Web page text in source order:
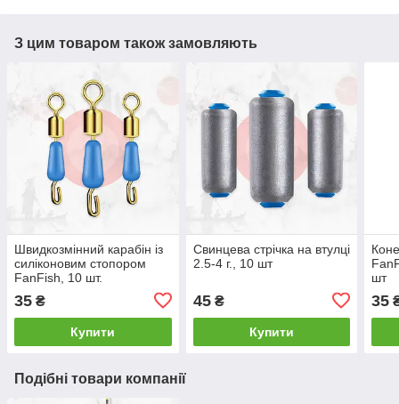
З цим товаром також замовляють
Швидкозмінний карабін із
силіконовим стопором
FanFish, 10 шт.
35 ₴
Купити
Свинцева стрічка на втулці
2.5-4 г., 10 шт
45₴
Купити
шт
35
Подібні товари компанії